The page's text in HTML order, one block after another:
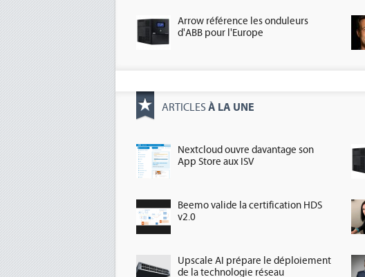
Arrow référence les onduleurs
d'ABB pour l'Europe
ARTICLES À LA UNE
Nextcloud ouvre davantage son
App Store aux ISV
Beemo valide la certification HDS
v2.0
Upscale AI prépare le déploiement
de la technologie réseau